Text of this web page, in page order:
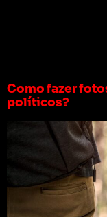
Como fazer
políticos?